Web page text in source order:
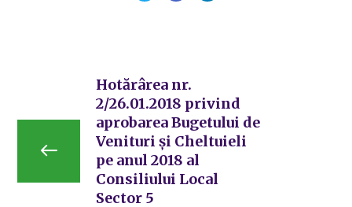
Hotărârea nr.
2/26.01.2018 privind
aprobarea Bugetului de
Venituri și Cheltuieli
pe anul 2018 al
Consiliului Local
Sector 5